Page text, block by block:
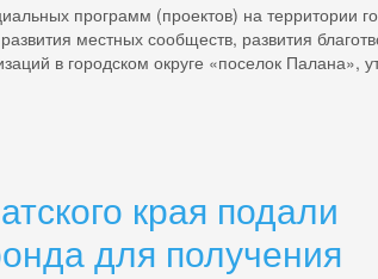
программ (проектов) на территории
местных сообществ, развития
в городском округе «поселок Палана»,
края подали
для получения